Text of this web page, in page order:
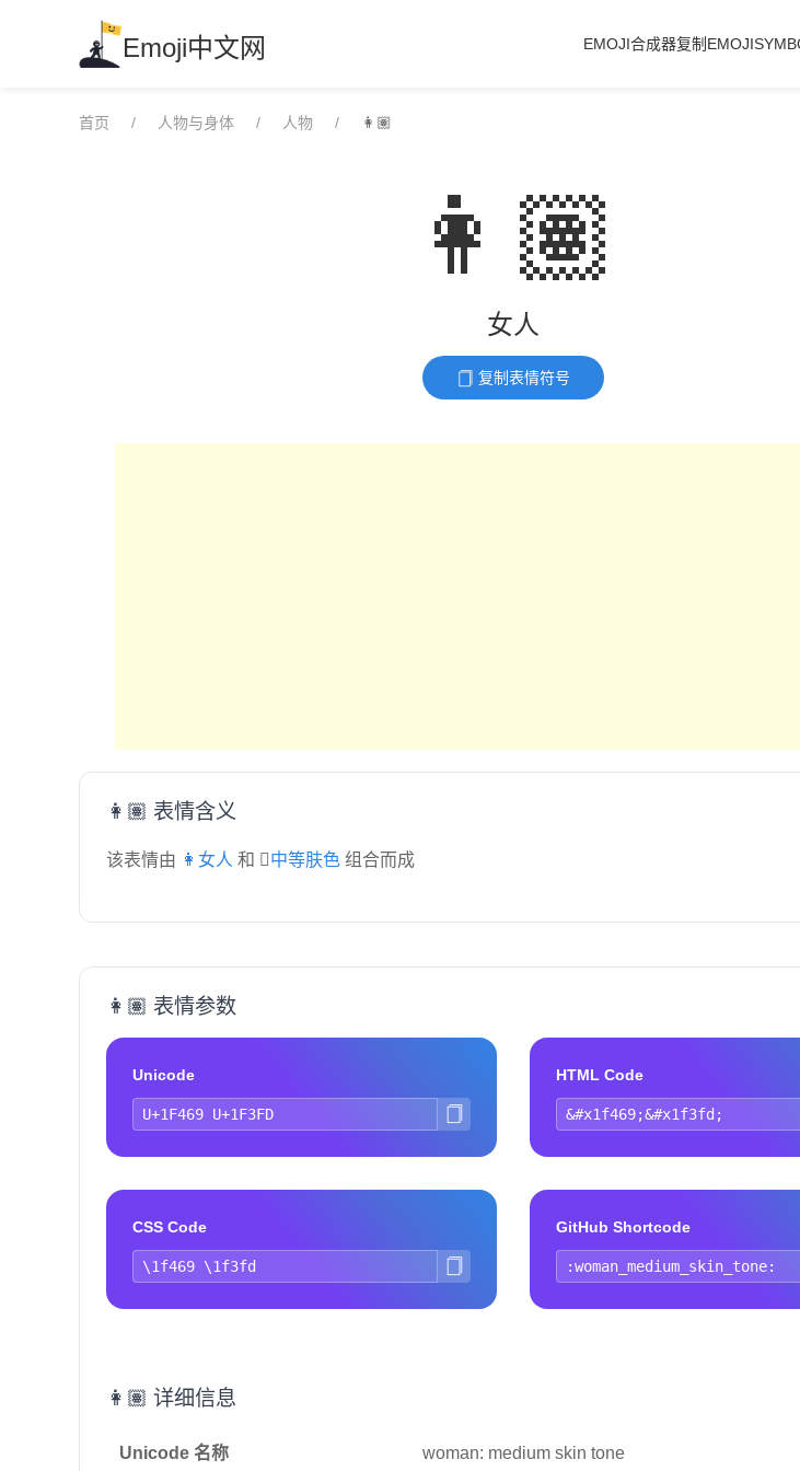
Emoji中文网 EMOJI合成器复制EMOJI
首页 人物与身体 人物 👩🏽
👩🏽
女人
复制表情符号
👩🏽 表情含义
该表情由 👩女人 和🏽中等肤色 组合而成
👩🏽 表情参数
Unicode HTML Code
CSS Code GitHub Shortcode
👩🏽 详细信息
Unicode 名称 woman: medium skin tone